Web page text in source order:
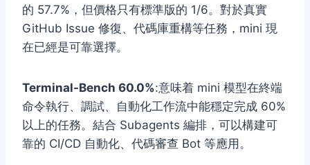
的 57.7%，但價格只有標準版的 1/6。對於真實
GitHub Issue 修復、代碼庫重構等任務，mini 現
在已經是可靠選擇。
Terminal-Bench 60.0%:意味着 mini 模型在終端
命令執行、調試、自動化工作流中能穩定完成 60%
以上的任務。結合 Subagents 編排，可以構建可
靠的 CI/CD 自動化、代碼審查 Bot 等應用。